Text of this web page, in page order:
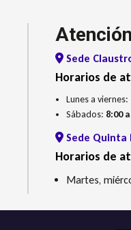
Sede
Horarios de
Lunes a viernes:
Sábados: 8:00
Sede Quinta
Horarios de
Martes,